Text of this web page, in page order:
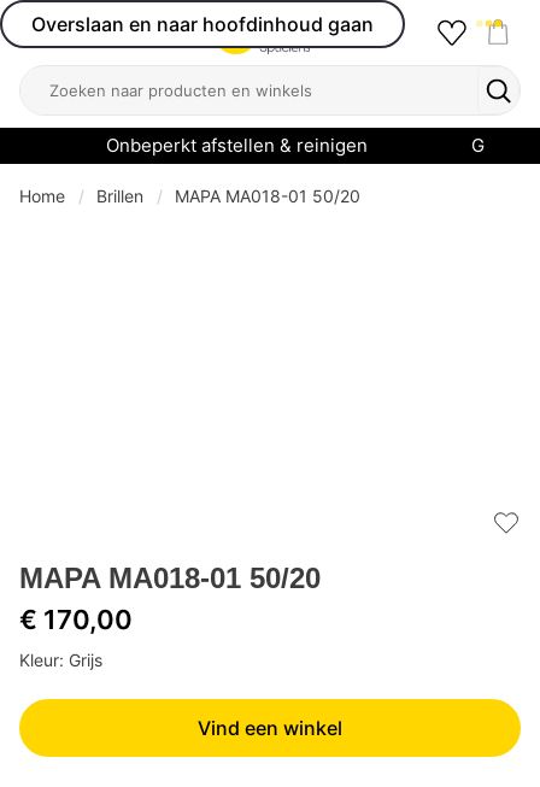
Overslaan en naar hoofdinhoud gaan
Open menu
Zoeken
Onbeperkt afstellen & reinigen
Home Brillen MAPA MA018-01 50/20
MAPA MA018-01 50/20
€ 170,00
Kleur: Grijs
Vind een winkel